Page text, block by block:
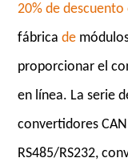
20% de descuento
fábrica de
proporcionar el
en línea. La serie
convertidores
RS485/RS232,